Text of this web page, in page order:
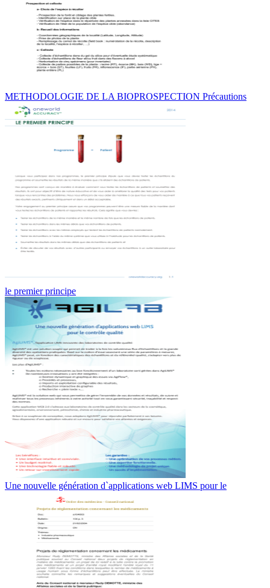
METHODOLOGIE DE LA BIOPROSPECTION Précautions
le premier principe
Une nouvelle génération d`applications web LIMS pour le